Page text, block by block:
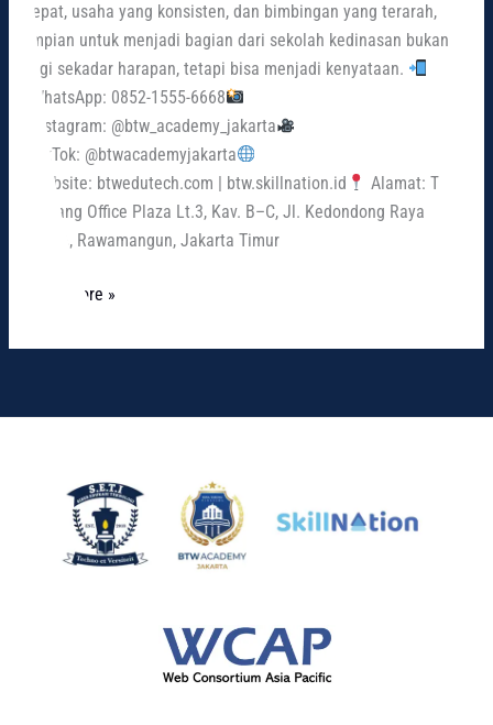
tepat, usaha yang konsisten, dan bimbingan yang terarah,
impian untuk menjadi bagian dari sekolah kedinasan bukan
lagi sekadar harapan, tetapi bisa menjadi kenyataan.
WhatsApp: 0852-1555-6668
Instagram: @btw_academy_jakarta
TikTok: @btwacademyjakarta
Website: btwedutech.com | btw.skillnation.id
Alamat: The
Wayang Office Plaza Lt.3, Kav. B–C, Jl. Kedondong Raya
No.5A, Rawamangun, Jakarta Timur
Read More »